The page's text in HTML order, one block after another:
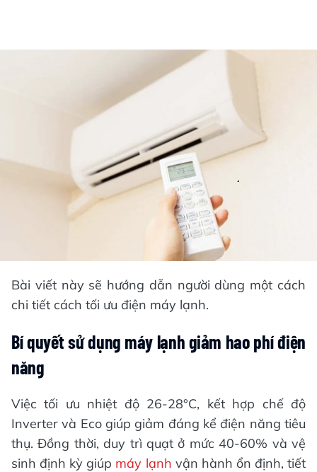
Bài viết này sẽ hướng dẫn người dùng một cách
chi tiết cách tối ưu điện máy lạnh.
Bí quyết sử dụng máy lạnh giảm hao phí điện
năng
Việc tối ưu nhiệt độ 26-28°C, kết hợp chế độ
Inverter và Eco giúp giảm đáng kể điện năng tiêu
thụ. Đồng thời, duy trì quạt ở mức 40-60% và vệ
sinh định kỳ giúp máy lạnh vận hành ổn định, tiết